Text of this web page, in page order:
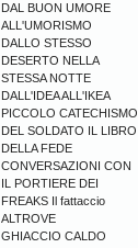
DAL BUON UMORE
ALL'UMORISMO
DALLO STESSO
DESERTO NELLA
STESSA NOTTE
DALL'IDEA ALL'IKEA
PICCOLO CATECHISMO
DEL SOLDATO IL LIBRO
DELLA FEDE
CONVERSAZIONI CON
IL PORTIERE DEI
FREAKS Il fattaccio
ALTROVE
GHIACCIO CALDO